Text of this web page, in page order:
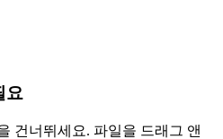
요
건너뛰세요. 파일을 드래그 앤